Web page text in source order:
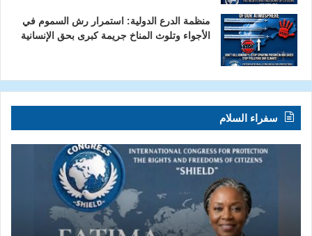
منظمة الدرع الدولية: استمرار رش السموم في
الأجواء وتلوث المناخ جريمة كبرى بحق الإنسانية
سفراء السلام